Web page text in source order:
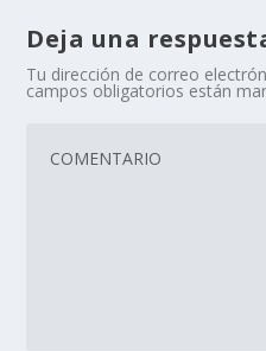
Deja una
Tu dirección de correo
campos obligatorios están